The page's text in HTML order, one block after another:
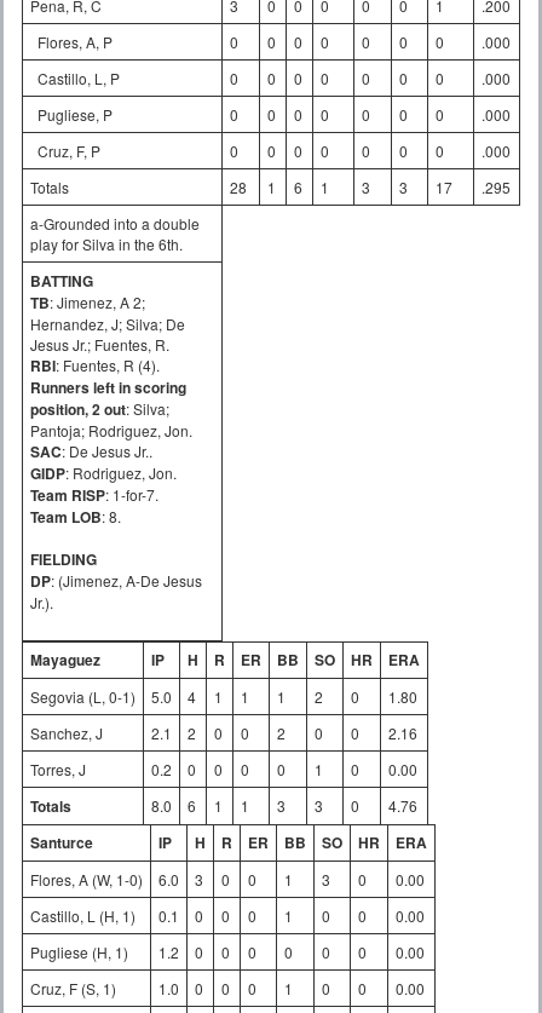
Pena, R, C 3 0 0 0 0 0 1
.200
Flores, A, P
0 0 0 0 0 0 0
.000
Castillo, L, P
0 0 0 0 0 0 0
.000
Pugliese, P
0 0 0 0 0 0 0
.000
Cruz, F, P
0 0 0 0 0 0 0
.000
Totals
28 1 6 1 3 3 17
.295
a-Grounded into a double
play for Silva in the 6th.
BATTING
TB: Jimenez, A 2;
Hernandez, J; Silva; De
Jesus Jr.; Fuentes, R.
RBI: Fuentes, R (4).
Runners left in scoring
position, 2 out: Silva;
Pantoja; Rodriguez, Jon.
SAC: De Jesus Jr..
GIDP: Rodriguez, Jon.
Team RISP: 1-for-7.
Team LOB: 8.
FIELDING
DP: (Jimenez, A-De Jesus
Jr.).
Mayaguez IP H R ER BB SO HR ERA
Segovia (L, 0-1) 5.0 4 1 1 1 2 0
1.80
Sanchez, J
2.1 2 0 0 2 0 0
2.16
Torres, J
0.2 0 0 0 0 1 0 0.00
Totals 8.0 6 1 1 3 3 0 4.76
Santurce IP H R ER BB SO HR ERA
Flores, A (W, 1-0) 6.0 3 0 0 1 3 0
0.00
Castillo, L (H, 1)
0.1 0 0 0 1 0 0
0.00
Pugliese (H, 1)
1.2 0 0 0 0 0 0
0.00
Cruz, F (S, 1)
1.0 0 0 0 1 0 0 0.00